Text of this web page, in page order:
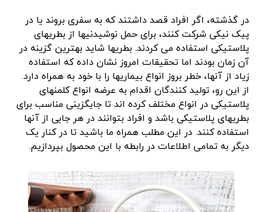
در گذشته، اگر افراد قصد داشتند که به سفری بروند یا در
پیک نیکی شرکت کنند، برای حمل نوشیدنیها از بطریهای
پلاستیکی استفاده می کردند. بطریها شاید بهترین گزینه در
آن زمان بودند اما تحقیقات امروز نشان داده که استفاده
زیاد از آنها، خطر بروز انواع بیماریها را با خود به همراه دارد.
از این رو، تولید کنندگان اقدام به عرضه انواع کلمنهای
پلاستیکی در انواع مختلف کرده اند تا جایگزینی مناسب برای
بطریهای پلاستیکی باشد و افراد بتوانند در هر جایی از آنها
استفاده کنند. در این مطلب همراه ما باشید تا در کنار یک
دیگر به تمامی اطلاعات در رابطه با این محصول بپردازیم.